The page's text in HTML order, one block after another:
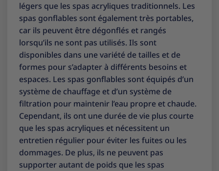
légers que les spas acryliques traditionnels. Les
spas gonflables sont également très portables,
car ils peuvent être dégonflés et rangés
lorsqu’ils ne sont pas utilisés. Ils sont
disponibles dans une variété de tailles et de
formes pour s’adapter à différents besoins et
espaces. Les spas gonflables sont équipés d’un
système de chauffage et d’un système de
filtration pour maintenir l’eau propre et chaude.
Cependant, ils ont une durée de vie plus courte
que les spas acryliques et nécessitent un
entretien régulier pour éviter les fuites ou les
dommages. De plus, ils ne peuvent pas
supporter autant de poids que les spas